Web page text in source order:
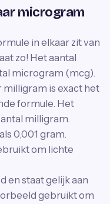
microgram
in elkaar zit van
zo! Het aantal
microgram (mcg).
is exact het
formule. Het
milligram.
0,001 gram.
om lichte
en staat gelijk aan
gebruikt om